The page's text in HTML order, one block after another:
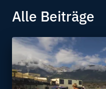
Alle Beiträge